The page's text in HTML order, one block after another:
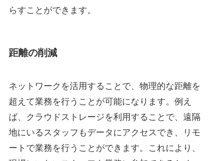
らすことができます。
距離の削減
ネットワークを活用することで、物理的な距離を
超えて業務を行うことが可能になります。例え
ば、クラウドストレージを利用することで、遠隔
地にいるスタッフもデータにアクセスでき、リモ
ートで業務を行うことができます。これにより、